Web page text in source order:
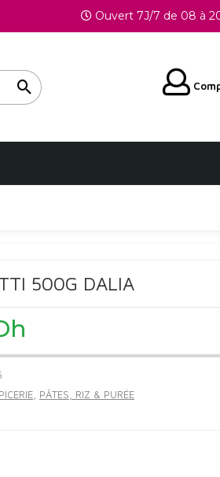
Ouvert 7J/7 de 08 à
500G DALIA
PÂTES, RIZ & PURÉE